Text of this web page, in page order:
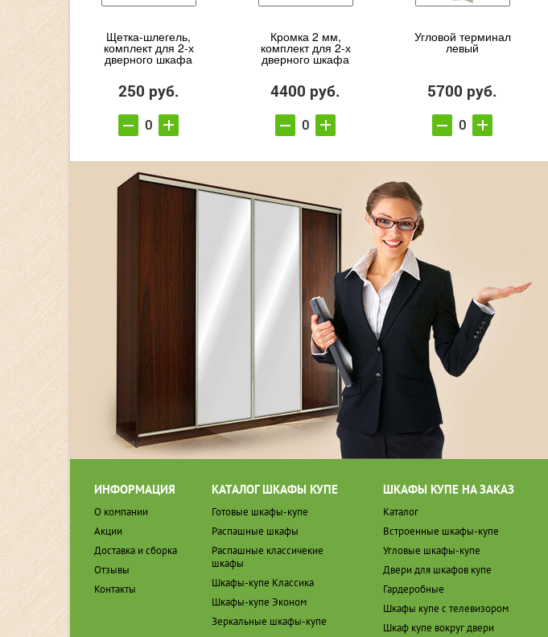
Щетка-шлегель,
комплект для 2-х
дверного шкафа
250 руб.
Кромка 2 мм,
комплект для 2-х
дверного шкафа
4400 руб.
Угловой терминал
левый
5700 руб.
ИНФОРМАЦИЯ
О компании
Акции
Доставка и сборка
Отзывы
Контакты
КАТАЛОГ ШКАФЫ КУПЕ
Готовые шкафы-купе
Распашные шкафы
Распашные классичекие
шкафы
Шкафы-купе Классика
Шкафы-купе Эконом
Зеркальные шкафы-купе
ШКАФЫ КУПЕ НА ЗАКАЗ
Каталог
Встроенные шкафы-купе
Угловые шкафы-купе
Двери для шкафов купе
Гардеробные
Шкафы купе с телевизором
Шкаф купе вокруг двери